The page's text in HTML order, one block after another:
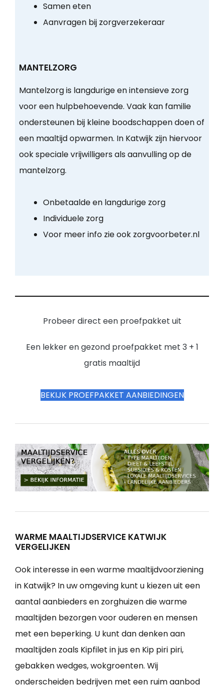
Samen eten
Aanvragen bij zorgverzekeraar
MANTELZORG
Mantelzorg is langdurige en intensieve zorg
voor een hulpbehoevende. Vaak kan familie
ondersteunen bij kleine boodschappen doen of
een maaltijd opwarmen. In Katwijk zijn hiervoor
ook speciale vrijwilligers als aanvulling op de
mantelzorg.
Onbetaalde en langdurige zorg
Individuele zorg
Voor meer info zie ook zorgvoorbeter.nl
Probeer direct een proefpakket uit
Een lekker en gezond proefpakket met 3 + 1
gratis maaltijd
BEKIJK PROEFPAKKET AANBIEDINGEN
WARME MAALTIJDSERVICE KATWIJK
VERGELIJKEN
Ook interesse in een warme maaltijdvoorziening
in Katwijk? In uw omgeving kunt u kiezen uit een
aantal aanbieders en zorghuizen die warme
maaltijden bezorgen voor ouderen en mensen
met een beperking. U kunt dan denken aan
maaltijden zoals Kipfilet in jus en Kip piri piri,
gebakken wedges, wokgroenten. Wij
onderscheiden bedrijven met een ruim aanbod